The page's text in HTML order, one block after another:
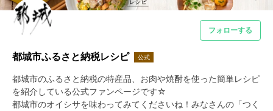
フォローする
都城市ふるさと納税レシピ 公式
都城市のふるさと納税の特産品、お肉や焼酎を使った簡単レシピ
を紹介している公式ファンページです☆
都城市のオイシサを味わってみてくださいね！みなさんの「つく